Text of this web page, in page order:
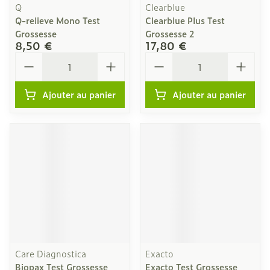
Q
Q-relieve Mono Test
Grossesse
8,50 €
Ajouter au panier
Clearblue
Clearblue Plus Test
Grossesse 2
17,80 €
Ajouter au panier
Care Diagnostica
Biopax Test Grossesse
Exacto
Exacto Test Grossesse